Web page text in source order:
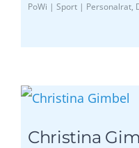
PoWi | Sport | Personalrat,
Christina